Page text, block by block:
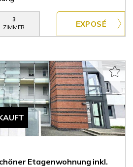
3
ZIMMER
Etagenwohnung inkl.